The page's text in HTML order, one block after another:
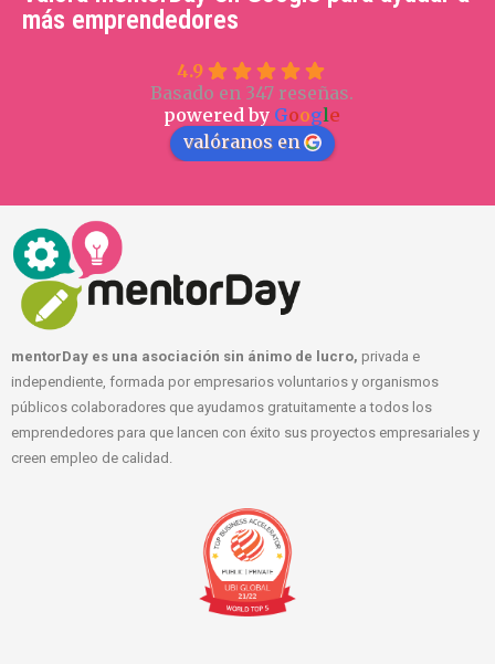
más emprendedores
4.9
Basado en 347 reseñas.
powered by Google
valóranos en
mentorDay es una asociación sin ánimo de lucro, privada e
independiente, formada por empresarios voluntarios y organismos
públicos colaboradores que ayudamos gratuitamente a todos los
emprendedores para que lancen con éxito sus proyectos empresariales y
creen empleo de calidad.